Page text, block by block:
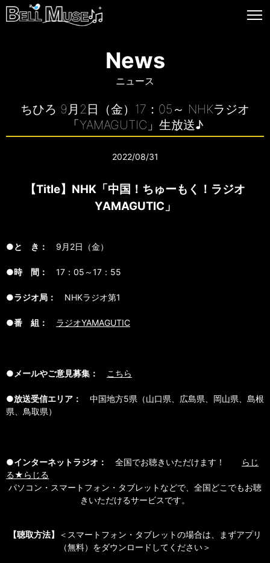
News
ニュース
ちひろ 9月2日（金）17：05～ NHKラジオ
「YAMAGUTIC」生放送♪
2022/08/31
【Title】NHK「中国！ちゅーもく！ラジオ
YAMAGUTIC」
●と き： 9月2日（金）
●時 間： 17：05～17：55
●ラジオ局： NHKラジオ第1
●番 組： ラジオYAMAGUTIC
●メールやご意見募集： こちら
●放送受信エリア：
中国地方5県（山口県、広島県、岡山県、島根
県、鳥取県）
●インターネットラジオ： 全国でお聴きいただけます！
らじ
る★らじる
パソコン・スマートフォン・タブレットなどで、全国どこでもお聴
きいただけるサービスです。
【聴取方法】
＜スマートフォン・タブレットの場合は、まずアプリ
（無料）をダウンロードしてください＞